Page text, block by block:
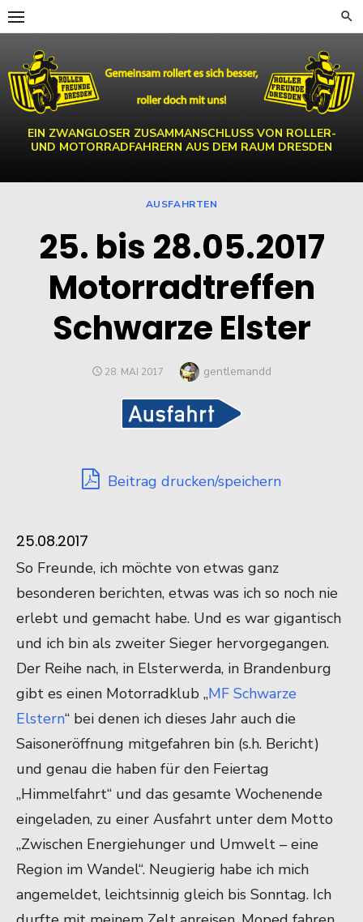
Skip
to
content
EIN ZWANGLOSER ZUSAMMANSCHLUSS VON ROLLER-
UND MOTORRADFAHRERN AUS DEM RAUM DRESDEN
AUSFAHRTEN
25. bis 28.05.2017
Motorradtreffen
Schwarze Elster
POSTED
28. MAI 2017 Author
gentlemandd
Beitrag drucken/speichern
25.08.2017
So Freunde, ich möchte von etwas ganz
besonderen berichten, etwas was ich so noch nie
erlebt und gemacht habe. Und es war gigantisch
und ich bin als zweiter Sieger hervorgegangen.
Der Reihe nach, in Elsterwerda, in Brandenburg
gibt es einen Motorradklub „MF Schwarze
Elstern“ bei denen ich dieses Jahr auch die
Saisoneröffnung mitgefahren bin (s.h. Bericht)
und genau die haben für den Feiertag
„Himmelfahrt“ und das gesamte Wochenende
eingeladen, zu einer Ausfahrt unter dem Motto
„Zwischen Energiehunger und Umwelt – eine
Region im Wandel“. Neugierig habe ich mich
angemeldet, leichtsinnig gleich bis Sonntag. Ich